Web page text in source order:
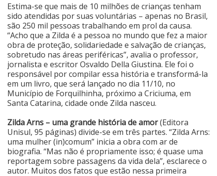
Cinema
Agenda Cultural
Anuncie
Estima-se que mais de 10 milhões de crianças tenham
sido atendidas por suas voluntárias – apenas no Brasil,
são 250 mil pessoas trabalhando em prol da causa.
“Acho que a Zilda é a pessoa no mundo que fez a maior
obra de proteção, solidariedade e salvação de crianças,
sobretudo nas áreas periféricas”, avalia o professor,
jornalista e escritor Osvaldo Della Giustina. Ele foi o
responsável por compilar essa história e transformá-la
em um livro, que será lançado no dia 11/10, no
Município de Forquilhinha, próximo a Criciuma, em
Santa Catarina, cidade onde Zilda nasceu.
Zilda Arns – uma grande história de amor(Editora
Unisul, 95 páginas) divide-se em três partes. “Zilda Arns:
uma mulher (in)comum” inicia a obra com ar de
biografia. “Mas não é propriamente isso; é quase uma
reportagem sobre passagens da vida dela”, esclarece o
autor. Muitos dos fatos que estão nessa primeira